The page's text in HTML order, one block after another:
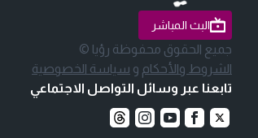
البث المباشر
جميع الحقوق محفوظة رؤيا ©
الشروط والأحكام و سياسة الخصوصية
تابعنا عبر وسائل التواصل الاجتماعي